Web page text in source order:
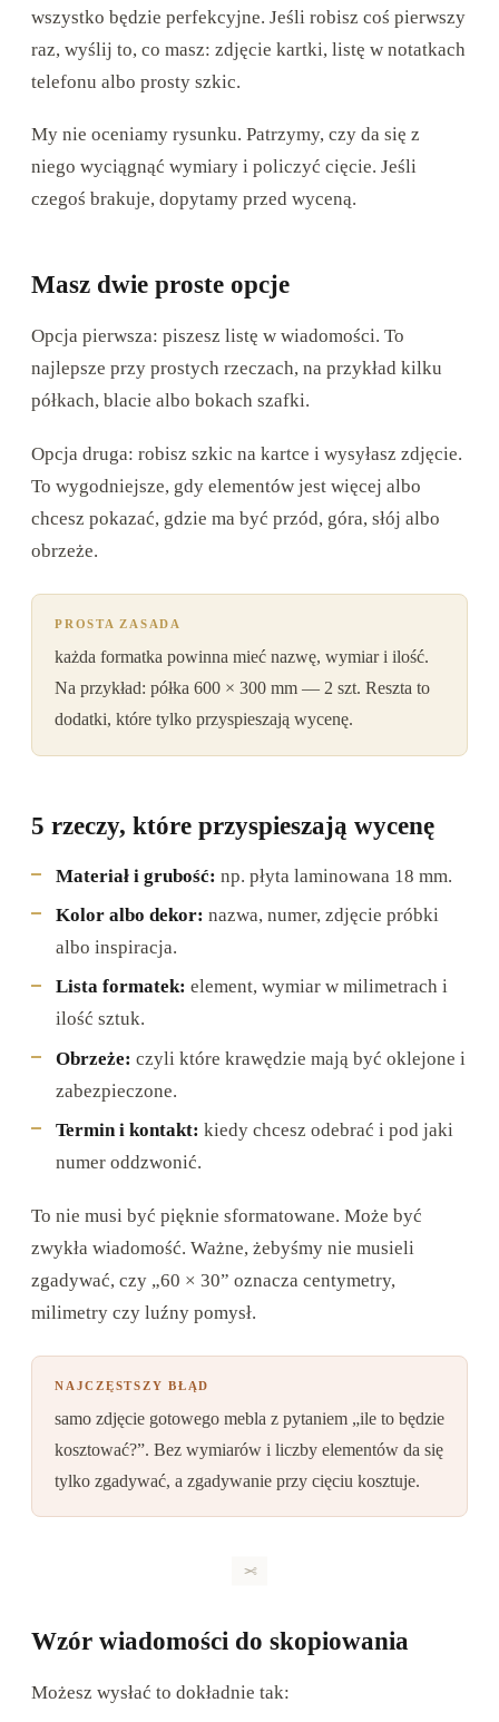
wszystko będzie perfekcyjne. Jeśli robisz coś pierwszy
raz, wyślij to, co masz: zdjęcie kartki, listę w notatkach
telefonu albo prosty szkic.
My nie oceniamy rysunku. Patrzymy, czy da się z
niego wyciągnąć wymiary i policzyć cięcie. Jeśli
czegoś brakuje, dopytamy przed wyceną.
Masz dwie proste opcje
Opcja pierwsza: piszesz listę w wiadomości. To
najlepsze przy prostych rzeczach, na przykład kilku
półkach, blacie albo bokach szafki.
Opcja druga: robisz szkic na kartce i wysyłasz zdjęcie.
To wygodniejsze, gdy elementów jest więcej albo
chcesz pokazać, gdzie ma być przód, góra, słój albo
obrzeże.
PROSTA ZASADA
każda formatka powinna mieć nazwę, wymiar i ilość.
Na przykład: półka 600 × 300 mm — 2 szt. Reszta to
dodatki, które tylko przyspieszają wycenę.
5 rzeczy, które przyspieszają wycenę
Materiał i grubość: np. płyta laminowana 18 mm.
Kolor albo dekor: nazwa, numer, zdjęcie próbki
albo inspiracja.
Lista formatek: element, wymiar w milimetrach i
ilość sztuk.
Obrzeże: czyli które krawędzie mają być oklejone i
zabezpieczone.
Termin i kontakt: kiedy chcesz odebrać i pod jaki
numer oddzwonić.
To nie musi być pięknie sformatowane. Może być
zwykła wiadomość. Ważne, żebyśmy nie musieli
zgadywać, czy „60 × 30” oznacza centymetry,
milimetry czy luźny pomysł.
NAJCZĘSTSZY BŁĄD
samo zdjęcie gotowego mebla z pytaniem „ile to będzie
kosztować?”. Bez wymiarów i liczby elementów da się
tylko zgadywać, a zgadywanie przy cięciu kosztuje.
Wzór wiadomości do skopiowania
Możesz wysłać to dokładnie tak: